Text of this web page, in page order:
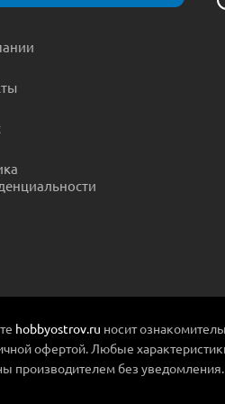
hobbyostrov.ru носит
офертой. Любые
производителем без уведомления.